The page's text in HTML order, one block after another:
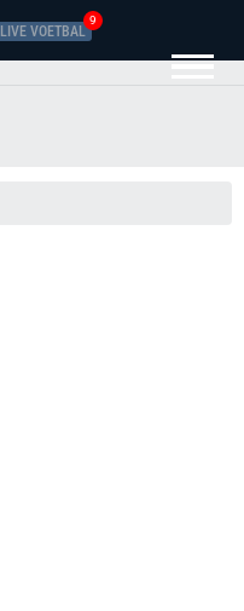
LIVE VOETBAL
9